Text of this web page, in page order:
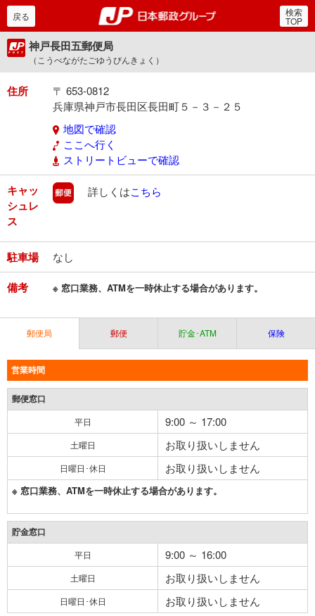
郵便局・日本郵政グルー
戻る 検索
TOP
神戸長田五郵便局
（こうべながたごゆうびんきょく）
住所
〒 653-0812
兵庫県神戸市長田区長田町５－３－２５
地図で確認
ここへ行く
ストリートビューで確認
キャッ
シュレ
ス
郵便
詳しくはこちら
駐車場 なし
備考 ※ 窓口業務、ATMを一時休止する場合があります。
郵便局 郵便 貯金･ATM 保険
営業時間
郵便窓口
平日 9:00 ～ 17:00
土曜日 お取り扱いしません
日曜日･休日 お取り扱いしません
※ 窓口業務、ATMを一時休止する場合があります。
貯金窓口
平日 9:00 ～ 16:00
土曜日 お取り扱いしません
日曜日･休日 お取り扱いしません